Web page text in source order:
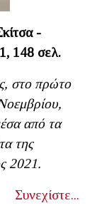
-
148 σελ.
στο πρώτο
από τα
της
2021.
Συνεχίστε...